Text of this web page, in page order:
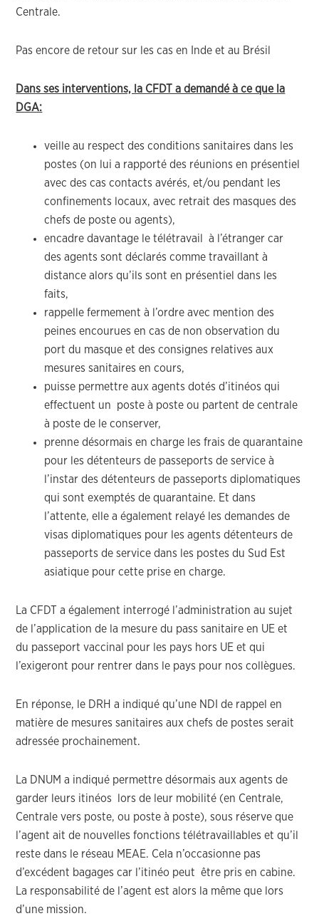
Centrale.
Pas encore de retour sur les cas en Inde et au Brésil
Dans ses interventions, la CFDT a demandé à ce que la
DGA:
veille au respect des conditions sanitaires dans les
postes (on lui a rapporté des réunions en présentiel
avec des cas contacts avérés, et/ou pendant les
confinements locaux, avec retrait des masques des
chefs de poste ou agents),
encadre davantage le télétravail à l’étranger car
des agents sont déclarés comme travaillant à
distance alors qu’ils sont en présentiel dans les
faits,
rappelle fermement à l’ordre avec mention des
peines encourues en cas de non observation du
port du masque et des consignes relatives aux
mesures sanitaires en cours,
puisse permettre aux agents dotés d’itinéos qui
effectuent un poste à poste ou partent de centrale
à poste de le conserver,
prenne désormais en charge les frais de quarantaine
pour les détenteurs de passeports de service à
l’instar des détenteurs de passeports diplomatiques
qui sont exemptés de quarantaine. Et dans
l’attente, elle a également relayé les demandes de
visas diplomatiques pour les agents détenteurs de
passeports de service dans les postes du Sud Est
asiatique pour cette prise en charge.
La CFDT a également interrogé l’administration au sujet
de l’application de la mesure du pass sanitaire en UE et
du passeport vaccinal pour les pays hors UE et qui
l’exigeront pour rentrer dans le pays pour nos collègues.
En réponse, le DRH a indiqué qu’une NDI de rappel en
matière de mesures sanitaires aux chefs de postes serait
adressée prochainement.
La DNUM a indiqué permettre désormais aux agents de
garder leurs itinéos lors de leur mobilité (en Centrale,
Centrale vers poste, ou poste à poste), sous réserve que
l’agent ait de nouvelles fonctions télétravaillables et qu’il
reste dans le réseau MEAE. Cela n’occasionne pas
d’excédent bagages car l’itinéo peut être pris en cabine.
La responsabilité de l’agent est alors la même que lors
d’une mission.